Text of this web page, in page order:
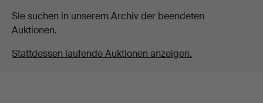
Sie suchen in unserem Archiv der beendeten
Auktionen.
Stattdessen laufende Auktionen anzeigen.